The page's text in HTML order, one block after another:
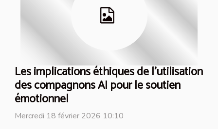
Les implications éthiques de l'utilisation
des compagnons AI pour le soutien
émotionnel
Mercredi 18 février 2026 10:10